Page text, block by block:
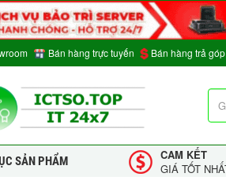
Bán hàng trực tuyến Bán hàng trả góp
SẢN PHẨM
CAM KẾT
GIÁ TỐT